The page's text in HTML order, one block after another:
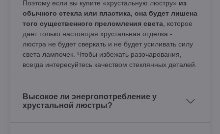
Поэтому если вы купите «хрустальную люстру» из
обычного стекла или пластика, она будет лишена
того существенного преломления света , которое
дает только настоящая хрустальная отделка -
люстра не будет сверкать и не будет усиливать силу
света лампочек. Чтобы избежать разочарования,
всегда интересуйтесь качеством стеклянных деталей.
Высокое ли энергопотребление у
хрустальной люстры?